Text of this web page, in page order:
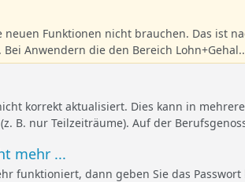
Funktionen nicht brauchen. Das ist
Anwendern die den Bereich
korrekt aktualisiert. Dies kann in
B. nur Teilzeiträume). Auf der
mehr ...
funktioniert, dann geben Sie das Passwort